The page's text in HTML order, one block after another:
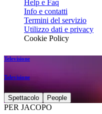
Help e Faq
Info e contatti
Termini del servizio
Utilizzo dati e privacy
Cookie Policy
Televisione
Televisione
Spettacolo People
PER JACOPO